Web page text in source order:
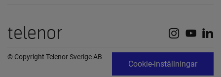
telenor
© Copyright Telenor Sverige AB
Cookie-inställningar